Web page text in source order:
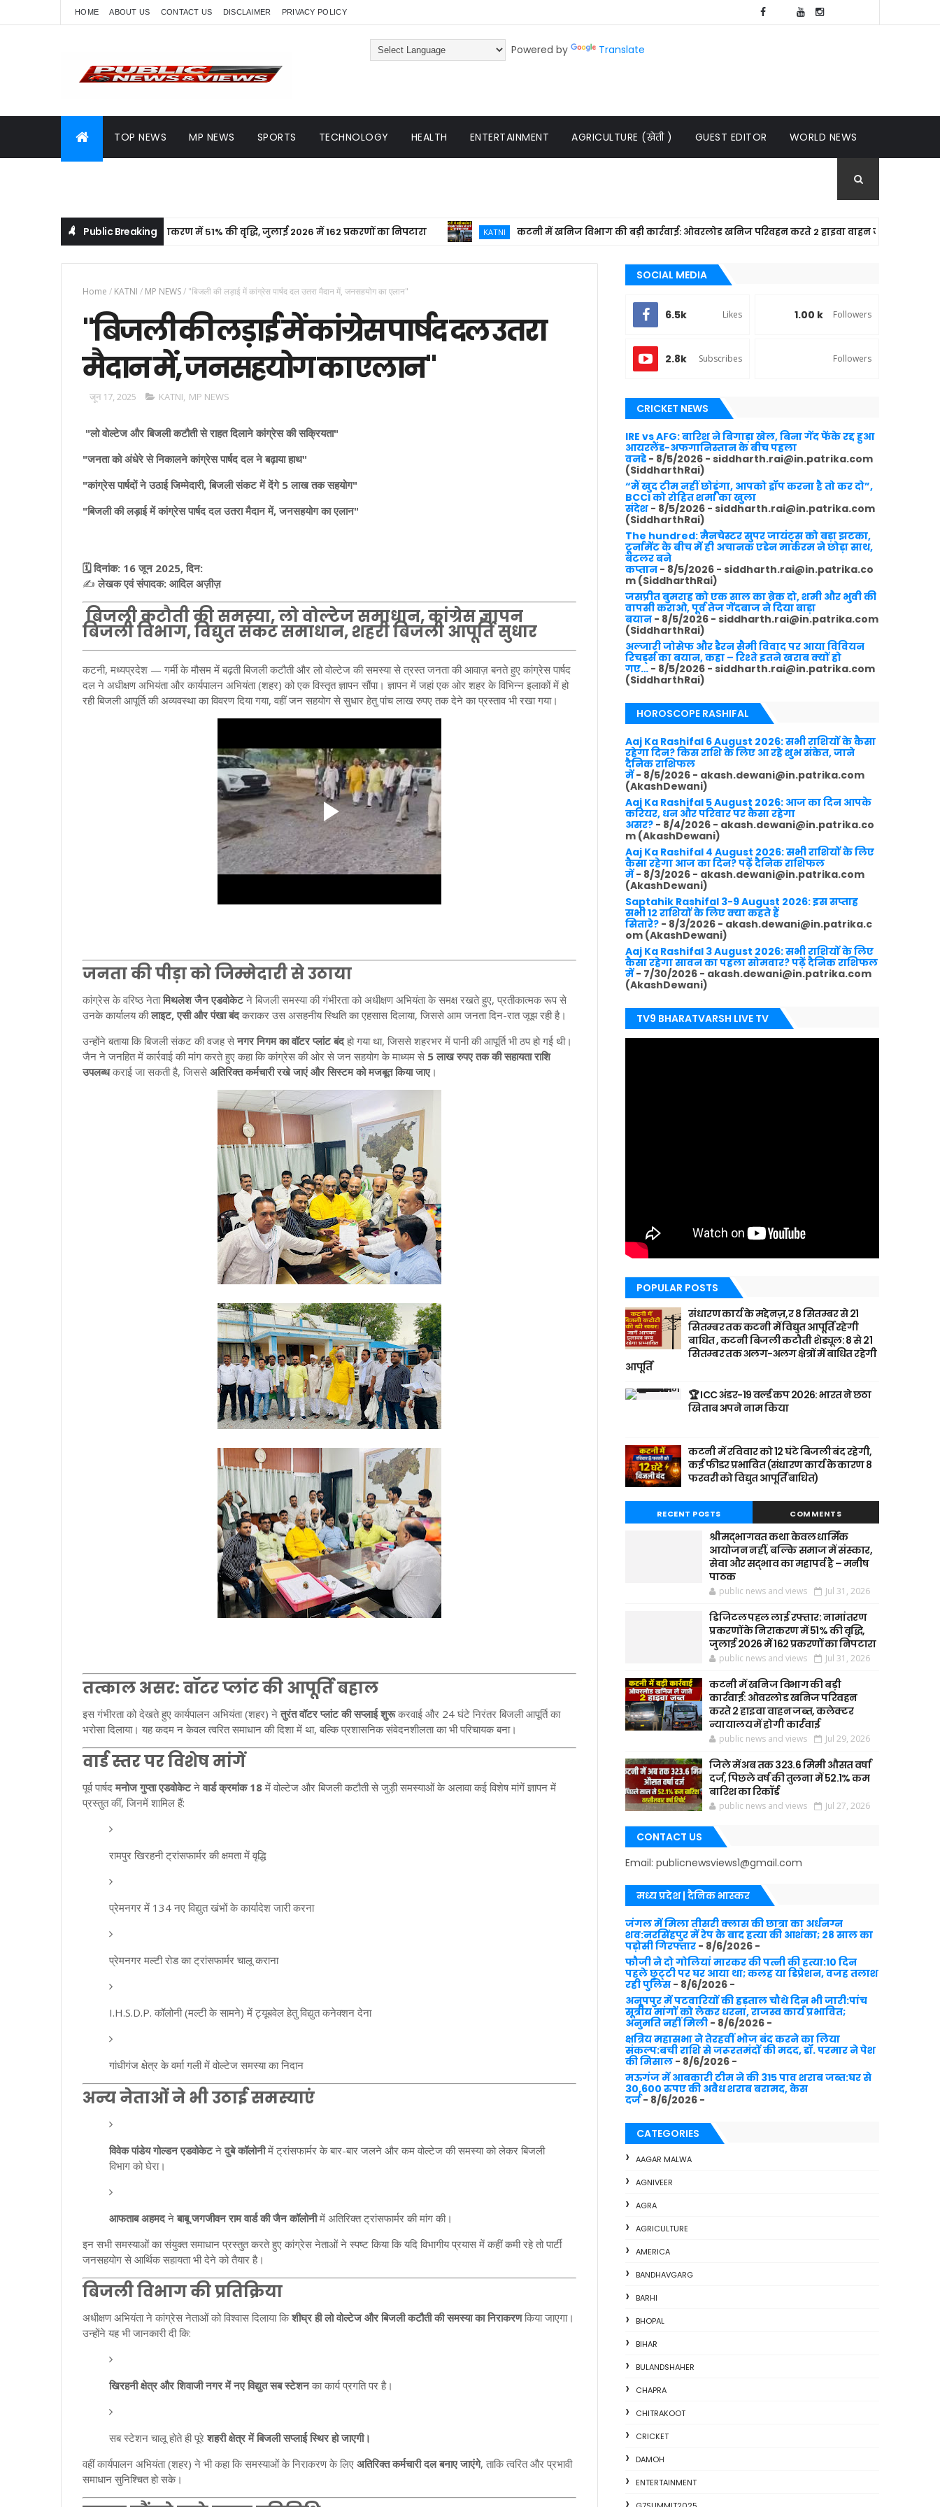
HOME ABOUT US CONTACT US DISCLAIMER PRIVACY POLICY
Powered by Translate
TOP NEWS MP NEWS SPORTS TECHNOLOGY HEALTH ENTERTAINMENT AGRICULTURE (खेती ) GUEST EDITOR WORLD NEWS
Public Breaking
नामांतरण प्रकरणों के निराकरण में 51% की वृद्धि, जुलाई 2026 में 162 प्रकरणों का निपटारा KATNI कटनी में खनिज विभाग की बड़ी कार्रवाई: ओवरलोड खनिज परिवहन करते 2 हाइवा वाहन जब्त, कलेक्टर न्यायालय
Home / KATNI / MP NEWS/ "बिजली की लड़ाई में कांग्रेस पार्षद दल उतरा मैदान में, जनसहयोग का एलान"
"बिजली की लड़ाई में कांग्रेस पार्षद दल उतरा
मैदान में, जनसहयोग का एलान"
जून 17, 2025 KATNI, MP NEWS
"लो वोल्टेज और बिजली कटौती से राहत दिलाने कांग्रेस की सक्रियता"
"जनता को अंधेरे से निकालने कांग्रेस पार्षद दल ने बढ़ाया हाथ"
"कांग्रेस पार्षदों ने उठाई जिम्मेदारी, बिजली संकट में देंगे 5 लाख तक सहयोग"
"बिजली की लड़ाई में कांग्रेस पार्षद दल उतरा मैदान में, जनसहयोग का एलान"
🗓️ दिनांक: 16 जून 2025, दिन:
✍️ लेखक एवं संपादक: आदिल अज़ीज़
बिजली कटौती की समस्या, लो वोल्टेज समाधान, कांग्रेस ज्ञापन
बिजली विभाग, विद्युत संकट समाधान, शहरी बिजली आपूर्ति सुधार
कटनी, मध्यप्रदेश — गर्मी के मौसम में बढ़ती बिजली कटौती और लो वोल्टेज की समस्या से त्रस्त जनता की आवाज़ बनते हुए कांग्रेस पार्षद
दल ने अधीक्षण अभियंता और कार्यपालन अभियंता (शहर) को एक विस्तृत ज्ञापन सौंपा। ज्ञापन में जहां एक ओर शहर के विभिन्न इलाकों में हो
रही बिजली आपूर्ति की अव्यवस्था का विवरण दिया गया, वहीं जन सहयोग से सुधार हेतु पांच लाख रुपए तक देने का प्रस्ताव भी रखा गया।
जनता की पीड़ा को जिम्मेदारी से उठाया
कांग्रेस के वरिष्ठ नेतामिथलेश जैन एडवोकेटने बिजली समस्या की गंभीरता को अधीक्षण अभियंता के समक्ष रखते हुए, प्रतीकात्मक रूप से
उनके कार्यालय कीलाइट, एसी और पंखा बंदकराकर उस असहनीय स्थिति का एहसास दिलाया, जिससे आम जनता दिन-रात जूझ रही है।
उन्होंने बताया कि बिजली संकट की वजह से नगर निगम का वॉटर प्लांट बंदहो गया था, जिससे शहरभर में पानी की आपूर्ति भी ठप हो गई थी।
जैन ने जनहित में कार्रवाई की मांग करते हुए कहा कि कांग्रेस की ओर से जन सहयोग के माध्यम से 5 लाख रुपए तक की सहायता राशि
उपलब्धकराई जा सकती है, जिससे अतिरिक्त कर्मचारी रखे जाएं और सिस्टम को मजबूत किया जाए।
तत्काल असर: वॉटर प्लांट की आपूर्ति बहाल
इस गंभीरता को देखते हुए कार्यपालन अभियंता (शहर) ने तुरंत वॉटर प्लांट की सप्लाई शुरूकरवाई और 24 घंटे निरंतर बिजली आपूर्ति का
भरोसा दिलाया। यह कदम न केवल त्वरित समाधान की दिशा में था, बल्कि प्रशासनिक संवेदनशीलता का भी परिचायक बना।
वार्ड स्तर पर विशेष मांगें
पूर्व पार्षद मनोज गुप्ता एडवोकेटने वार्ड क्रमांक 18 में वोल्टेज और बिजली कटौती से जुड़ी समस्याओं के अलावा कई विशेष मांगें ज्ञापन में
प्रस्तुत कीं, जिनमें शामिल हैं:
रामपुर खिरहनी ट्रांसफार्मर की क्षमता में वृद्धि
प्रेमनगर में 134 नए विद्युत खंभों के कार्यादेश जारी करना
प्रेमनगर मल्टी रोड का ट्रांसफार्मर चालू कराना
I.H.S.D.P. कॉलोनी (मल्टी के सामने) में ट्यूबवेल हेतु विद्युत कनेक्शन देना
गांधीगंज क्षेत्र के वर्मा गली में वोल्टेज समस्या का निदान
अन्य नेताओं ने भी उठाई समस्याएं
विवेक पांडेय गोल्डन एडवोकेटने दुबे कॉलोनीमें ट्रांसफार्मर के बार-बार जलने और कम वोल्टेज की समस्या को लेकर बिजली
विभाग को घेरा।
आफताब अहमदने बाबू जगजीवन राम वार्ड की जैन कॉलोनीमें अतिरिक्त ट्रांसफार्मर की मांग की।
इन सभी समस्याओं का संयुक्त समाधान प्रस्तुत करते हुए कांग्रेस नेताओं ने स्पष्ट किया कि यदि विभागीय प्रयास में कहीं कमी रहे तो पार्टी
जनसहयोग से आर्थिक सहायता भी देने को तैयार है।
बिजली विभाग की प्रतिक्रिया
अधीक्षण अभियंता ने कांग्रेस नेताओं को विश्वास दिलाया किशीघ्र ही लो वोल्टेज और बिजली कटौती की समस्या का निराकरणकिया जाएगा।
उन्होंने यह भी जानकारी दी कि:
खिरहनी क्षेत्र और शिवाजी नगर में नए विद्युत सब स्टेशनका कार्य प्रगति पर है।
सब स्टेशन चालू होते ही पूरे शहरी क्षेत्र में बिजली सप्लाई स्थिर हो जाएगी।
वहीं कार्यपालन अभियंता (शहर) ने भी कहा कि समस्याओं के निराकरण के लिए अतिरिक्त कर्मचारी दल बनाए जाएंगे, ताकि त्वरित और प्रभावी
समाधान सुनिश्चित हो सके।
SOCIAL MEDIA
6.5k Likes 1.00 k Followers
2.8k Subscribes Followers
CRICKET NEWS
IRE vs AFG: बारिश ने बिगाड़ा खेल, बिना गेंद फेंके रद्द हुआ
आयरलैंड-अफगानिस्तान के बीच पहला
वनडे - 8/5/2026 - siddharth.rai@in.patrika.com
(SiddharthRai)
“मैं खुद टीम नहीं छोडूंगा, आपको ड्रॉप करना है तो कर दो”,
BCCI को रोहित शर्मा का खुला
संदेश - 8/5/2026 - siddharth.rai@in.patrika.com
(SiddharthRai)
The hundred: मैनचेस्टर सुपर जायंट्स को बड़ा झटका,
टूर्नामेंट के बीच में ही अचानक एडेन मार्करम ने छोड़ा साथ,
बटलर बने
कप्तान - 8/5/2026 - siddharth.rai@in.patrika.co
m (SiddharthRai)
जसप्रीत बुमराह को एक साल का ब्रेक दो, शमी और भुवी की
वापसी कराओ, पूर्व तेज गेंदबाज ने दिया बाड़ा
बयान - 8/5/2026 - siddharth.rai@in.patrika.com
(SiddharthRai)
अल्जारी जोसेफ और डैरन सैमी विवाद पर आया विवियन
रिचर्ड्स का बयान, कहा – रिश्ते इतने खराब क्यों हो
गए… - 8/5/2026 - siddharth.rai@in.patrika.com
(SiddharthRai)
HOROSCOPE RASHIFAL
Aaj Ka Rashifal 6 August 2026: सभी राशियों के कैसा
रहेगा दिन? किस राशि के लिए आ रहे शुभ संकेत, जाने
दैनिक राशिफल
में- 8/5/2026 - akash.dewani@in.patrika.com
(AkashDewani)
Aaj Ka Rashifal 5 August 2026: आज का दिन आपके
करियर, धन और परिवार पर कैसा रहेगा
असर? - 8/4/2026 - akash.dewani@in.patrika.co
m (AkashDewani)
Aaj Ka Rashifal 4 August 2026: सभी राशियों के लिए
कैसा रहेगा आज का दिन? पढ़ें दैनिक राशिफल
में- 8/3/2026 - akash.dewani@in.patrika.com
(AkashDewani)
Saptahik Rashifal 3-9 August 2026: इस सप्ताह
सभी 12 राशियों के लिए क्या कहते हैं
सितारे? - 8/3/2026 - akash.dewani@in.patrika.c
om (AkashDewani)
Aaj Ka Rashifal 3 August 2026: सभी राशियों के लिए
कैसा रहेगा सावन का पहला सोमवार? पढ़ें दैनिक राशिफल
में- 7/30/2026 - akash.dewani@in.patrika.com
(AkashDewani)
TV9 BHARATVARSH LIVE TV
POPULAR POSTS
संधारण कार्य के मद्देनज़,र 8 सितम्बर से 21
सितम्बर तक कटनी में विद्युत आपूर्ति रहेगी
बाधित , कटनी बिजली कटौती शेड्यूल: 8 से 21
सितम्बर तक अलग-अलग क्षेत्रों में बाधित रहेगी
आपूर्ति
🏆 ICC अंडर-19 वर्ल्ड कप 2026: भारत ने छठा
खिताब अपने नाम किया
कटनी में रविवार को 12 घंटे बिजली बंद रहेगी,
कई फीडर प्रभावित (संधारण कार्य के कारण 8
फरवरी को विद्युत आपूर्ति बाधित)
RECENT POSTS COMMENTS
श्रीमद्भागवत कथा केवल धार्मिक
आयोजन नहीं, बल्कि समाज में संस्कार,
सेवा और सद्भाव का महापर्व है – मनीष
पाठक
public news and views Jul 31, 2026
डिजिटल पहल लाई रफ्तार: नामांतरण
प्रकरणों के निराकरण में 51% की वृद्धि,
जुलाई 2026 में 162 प्रकरणों का निपटारा
public news and views Jul 31, 2026
कटनी में खनिज विभाग की बड़ी
कार्रवाई: ओवरलोड खनिज परिवहन
करते 2 हाइवा वाहन जब्त, कलेक्टर
न्यायालय में होगी कार्रवाई
public news and views Jul 29, 2026
जिले में अब तक 323.6 मिमी औसत वर्षा
दर्ज, पिछले वर्ष की तुलना में 52.1% कम
बारिश का रिकॉर्ड
public news and views Jul 27, 2026
CONTACT US
Email: publicnewsviews1@gmail.com
मध्य प्रदेश | दैनिक भास्कर
जंगल में मिला तीसरी क्लास की छात्रा का अर्धनग्न
शव:नरसिंहपुर में रेप के बाद हत्या की आशंका; 28 साल का
पड़ोसी गिरफ्तार - 8/6/2026 -
फौजी ने दो गोलियां मारकर की पत्नी की हत्या:10 दिन
पहले छुट्‌टी पर घर आया था; कलह या डिप्रेशन, वजह तलाश
रही पुलिस - 8/6/2026 -
अनूपपुर में पटवारियों की हड़ताल चौथे दिन भी जारी:पांच
सूत्रीय मांगों को लेकर धरना, राजस्व कार्य प्रभावित;
अनुमति नहीं मिली - 8/6/2026 -
क्षत्रिय महासभा ने तेरहवीं भोज बंद करने का लिया
संकल्प:बची राशि से जरूरतमंदों की मदद, डॉ. परमार ने पेश
की मिसाल - 8/6/2026 -
मऊगंज में आबकारी टीम ने की 315 पाव शराब जब्त:घर से
30,600 रुपए की अवैध शराब बरामद, केस
दर्ज- 8/6/2026 -
CATEGORIES
AAGAR MALWA
AGNIVEER
AGRA
AGRICULTURE
AMERICA
BANDHAVGARG
BARHI
BHOPAL
BIHAR
BULANDSHAHER
CHAPRA
CHITRAKOOT
CRICKET
DAMOH
ENTERTAINMENT